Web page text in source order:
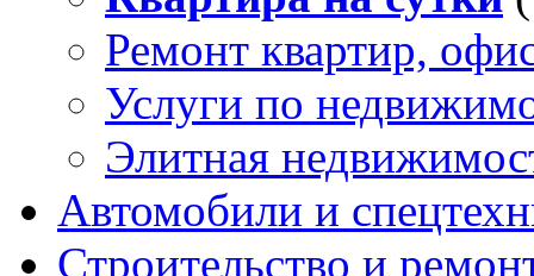
Ремонт квартир,
Услуги по
Элитная
Автомобили и
Строительство и